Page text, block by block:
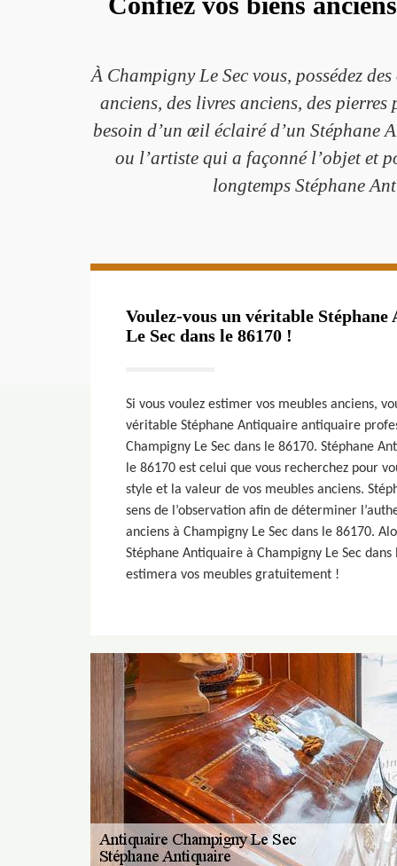
À Champigny Le Sec vous, possédez
anciens, des livres anciens, des
besoin d’un œil éclairé d’un Stéphane
ou l’artiste qui a façonné l’objet et
longtemps Stéphane
Voulez-vous un véritable
Le Sec dans le 86170 !
Si vous voulez estimer vos meubles anciens,
véritable Stéphane Antiquaire antiquaire
Champigny Le Sec dans le 86170. Stéphane
le 86170 est celui que vous recherchez pour
style et la valeur de vos meubles anciens.
sens de l’observation afin de déterminer
anciens à Champigny Le Sec dans le 86170.
Stéphane Antiquaire à Champigny Le Sec
estimera vos meubles gratuitement !